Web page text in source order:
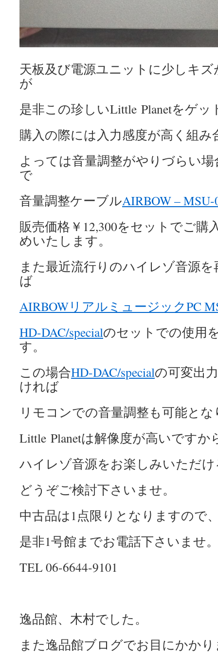
天板及び電源ユニットに少しキ
が
是非この珍しいLittle Planetをゲ
購入の際には入力感度が高く組
よっては音量調整がやりづらい
で
音量調整ケーブルAIRBOW – MSU-
販売価格￥12,300をセットでご購
めいたします。
また最近流行りのハイレゾ音源
ば
AIRBOWリアルミュージックPC
HD-DAC/specialのセットでの使用
す。
この場合HD-DAC/specialの可変出
ければ
リモコンでの音量調整も可能と
Little Planetは解像度が高いですか
ハイレゾ音源をお楽しみいただ
どうぞご検討下さいませ。
中古品は1点限りとなりますので
是非1号館までお電話下さいませ
TEL 06-6644-9101
逸品館、木村でした。
また逸品館ブログでお目にかか